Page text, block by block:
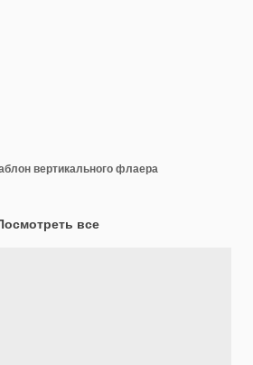
вертикального флаера
все